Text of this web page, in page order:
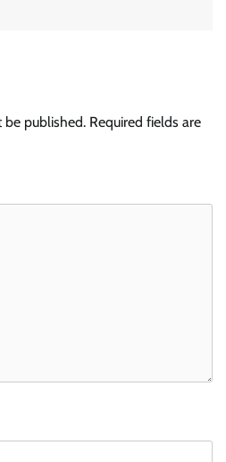
be published. Required fields are